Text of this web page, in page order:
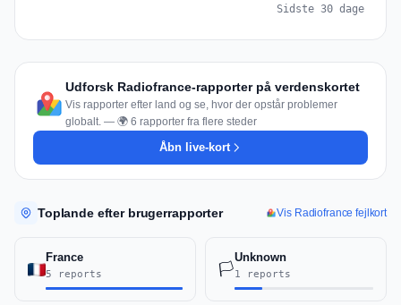
Sidste 30 dage
Udforsk Radiofrance-rapporter på verdenskortet
Vis rapporter efter land og se, hvor der opstår problemer
globalt. — 🌍 6 rapporter fra flere steder
Åbn live-kort
Toplande efter brugerrapporter Vis Radiofrance fejlkort
France
5 reports 🏳️
Unknown
1 reports